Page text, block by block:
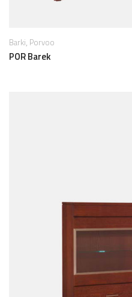
Barki, Porvoo
POR Barek